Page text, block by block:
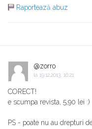
Raportează abuz
@zorro
la 19.12.2013, 16:21
CORECT!
e scumpa revista, 5,90 lei :)
PS - poate nu au drepturi